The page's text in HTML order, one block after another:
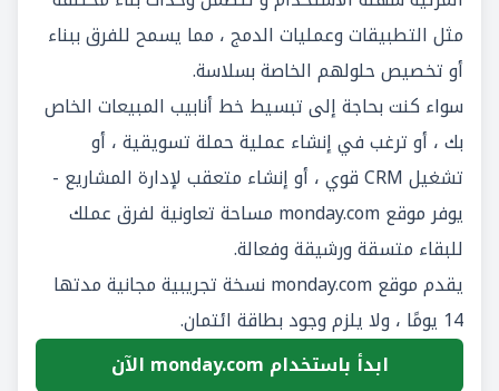
مثل التطبيقات وعمليات الدمج ، مما يسمح للفرق ببناء
أو تخصيص حلولهم الخاصة بسلاسة.
سواء كنت بحاجة إلى تبسيط خط أنابيب المبيعات الخاص
بك ، أو ترغب في إنشاء عملية حملة تسويقية ، أو
تشغيل CRM قوي ، أو إنشاء متعقب لإدارة المشاريع -
يوفر موقع monday.com مساحة تعاونية لفرق عملك
للبقاء متسقة ورشيقة وفعالة.
يقدم موقع monday.com نسخة تجريبية مجانية مدتها
14 يومًا ، ولا يلزم وجود بطاقة ائتمان.
ابدأ باستخدام monday.com الآن